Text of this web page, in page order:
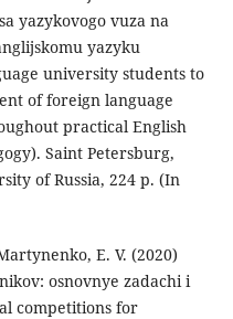
yazykovogo vuza na
yazyku
university students to
of foreign language
practical English
Saint Petersburg,
of Russia, 224 p. (In
E. V. (2020)
osnovnye zadachi i
competitions for